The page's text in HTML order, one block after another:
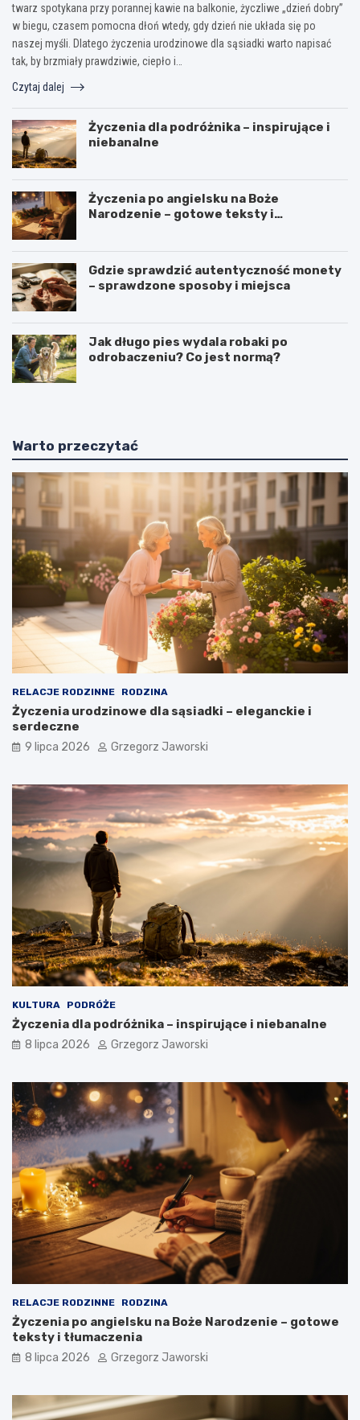
twarz spotykana przy porannej kawie na balkonie, życzliwe „dzień dobry”
w biegu, czasem pomocna dłoń wtedy, gdy dzień nie układa się po
naszej myśli. Dlatego życzenia urodzinowe dla sąsiadki warto napisać
tak, by brzmiały prawdziwie, ciepło i…
Czytaj dalej
Życzenia dla podróżnika – inspirujące i
niebanalne
Życzenia po angielsku na Boże
Narodzenie – gotowe teksty i
Gdzie sprawdzić autentyczność monety
– sprawdzone sposoby i miejsca
Jak długo pies wydala robaki po
odrobaczeniu? Co jest normą?
Warto przeczytać
RELACJE RODZINNE RODZINA
Życzenia urodzinowe dla sąsiadki – eleganckie i
serdeczne
9 lipca 2026 Grzegorz Jaworski
KULTURA PODRÓŻE
Życzenia dla podróżnika – inspirujące i niebanalne
8 lipca 2026 Grzegorz Jaworski
RELACJE RODZINNE RODZINA
Życzenia po angielsku na Boże Narodzenie – gotowe
teksty i tłumaczenia
8 lipca 2026 Grzegorz Jaworski